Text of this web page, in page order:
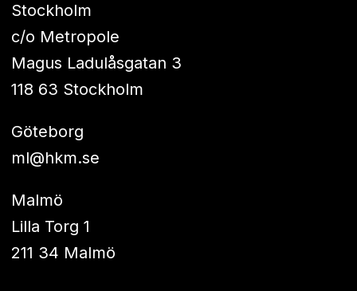
Stockholm
c/o Metropole
Magus Ladulåsgatan 3
118 63 Stockholm
Göteborg
ml@hkm.se
Malmö
Lilla Torg 1
211 34 Malmö